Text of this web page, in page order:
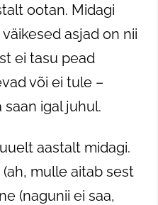
ootan. Midagi
asjad on nii
ei tasu pead
või ei tule –
igal juhul.
aastalt midagi.
mulle aitab sest
(nagunii ei saa,